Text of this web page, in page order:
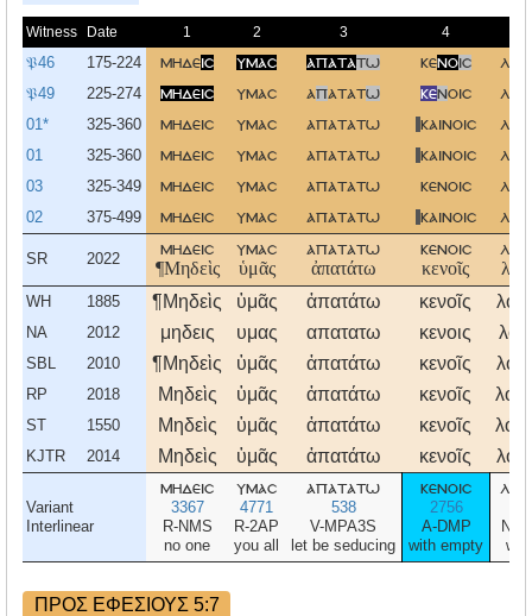
Witness Date 1 2 3 4
𝔓46 175-224 μηδεισ υμασ απατατω κενοισ
𝔓49 225-274 μηδεισ υμασ απατατω κενοισ
01* 325-360 μηδεισ υμασ απατατω καινοισ
01 325-360 μηδεισ υμασ απατατω καινοισ
03 325-349 μηδεισ υμασ απατατω κενοισ
02 375-499 μηδεισ υμασ απατατω καινοισ
SR 2022
μηδεισ
¶Μηδεὶς
υμασ
ὑμᾶς
απατατω
ἀπατάτω
κενοισ
κενοῖς
WH 1885 ¶Μηδεὶς ὑμᾶς ἀπατάτω κενοῖς
NA 2012 μηδεις υμας απατατω κενοις
SBL 2010 ¶Μηδεὶς ὑμᾶς ἀπατάτω κενοῖς
RP 2018 Μηδεὶς ὑμᾶς ἀπατάτω κενοῖς
ST 1550 Μηδεὶς ὑμᾶς ἀπατάτω κενοῖς
KJTR 2014 Μηδεὶς ὑμᾶς ἀπατάτω κενοῖς
Variant
Interlinear
μηδεισ
3367
R-NMS
no one
υμασ
4771
R-2AP
you all
απατατω
538
V-MPA3S
let be seducing
κενοισ
2756
A-DMP
with empty
N-
ΠΡΟΣ ΕΦΕΣΙΟΥΣ 5:7